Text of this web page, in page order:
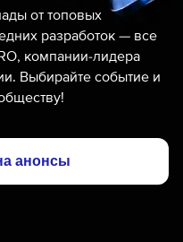
от топовых
разработок — все
компании-лидера
Выбирайте событие и
анонсы